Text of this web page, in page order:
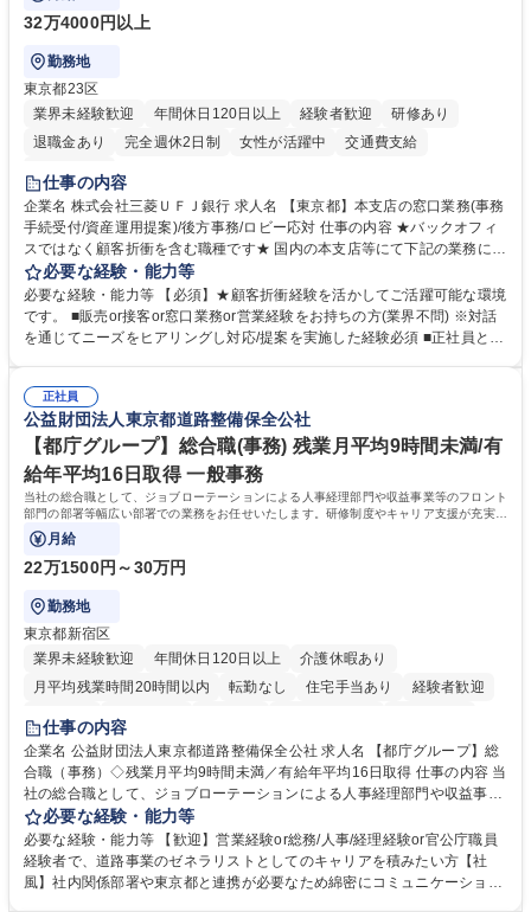
32万4000円以上
勤務地
東京都23区
業界未経験歓迎
年間休日120日以上 経験者歓迎
研修あり
退職金あり
完全週休2日制 女性が活躍中
交通費支給
土日祝休み
仕事の内容
企業名 株式会社三菱ＵＦＪ銀行 求人名 【東京都】本支店の窓口業務(事務
手続受付/資産運用提案)/後方事務/ロビー応対 仕事の内容 ★バックオフィ
スではなく顧客折衝を含む職種です★ 国内の本支店等にて下記の業務に従
事していただきます。 ■窓口/後方/ロビーにて事務手続等の受付・オペレ
ーション、お客様対応 ■窓口にて、ご来店された個人のお客様に対して金
融商品のご提案 ■効率的な事務運用の検討・構築等 ≪業務紹介：ご応募前
に必ずご覧ください≫ ※記事 https://www.mysite.bk.mufg.jp/career/circle/
必要な経験・能力等
必要な経験・能力等 【必須】★顧客折衝経験を活かしてご活躍可能な環境
です。 ■販売or接客or窓口業務or営業経験をお持ちの方(業界不問) ※対話
を通じてニーズをヒアリングし対応/提案を実施した経験必須 ■正社員とし
るので安心して入行いただけます。 幅広いキャリアの選択肢があり、公募
や社内副業等を活用し、 一人ひとりが挑戦できるカルチャーが浸透してい
ます。 学歴・資格 学歴：大学院 大学 高専 短大 専修学校 高校 語学力：
資格：
正社員
公益財団法人東京都道路整備保全公社
【都庁グループ】総合職(事務) 残業月平均9時間未満/有
給年平均16日取得 一般事務
当社の総合職として、ジョブローテーションによる人事経理部門や収益事業等のフロント
部門の部署等幅広い部署での業務をお任せいたします。研修制度やキャリア支援が充実し
ております！ ※下記業務詳細
月給
22万1500円～30万円
勤務地
東京都新宿区
業界未経験歓迎
年間休日120日以上
介護休暇あり
月平均残業時間20時間以内
転勤なし 住宅手当あり
経験者歓迎
研修あり
退職金あり
駅近5分以内
資格取得手当あり 食事補助あり
仕事の内容
企業名 公益財団法人東京都道路整備保全公社 求人名 【都庁グループ】総
合職（事務）◇残業月平均9時間未満／有給年平均16日取得 仕事の内容 当
社の総合職として、ジョブローテーションによる人事経理部門や収益事業
等のフロント部門の部署等幅広い部署での業務をお任せいたします。研修
制度やキャリア支援が充実しております！ ※下記業務詳細 【業務詳細】■
管理部門：広報、人事、経理など当公社の運営に係る管理業務 ■収益部
門：駐車場の新規開拓、管理運営、新宿駅西口広場の「イベントコーナ
必要な経験・能力等
必要な経験・能力等 【歓迎】営業経験or総務/人事/経理経験or官公庁職員
経験者で、道路事業のゼネラリストとしてのキャリアを積みたい方【社
風】社内関係部署や東京都と連携が必要なため綿密にコミュニケーション